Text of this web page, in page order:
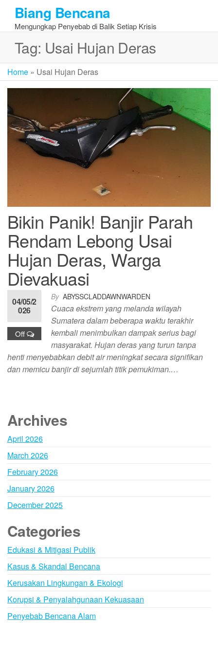
the
content
Biang Bencana
Mengungkap Penyebab di Balik Setiap Krisis
Tag: Usai Hujan Deras
Home » Usai Hujan Deras
Bikin Panik! Banjir Parah
Rendam Lebong Usai
Hujan Deras, Warga
Dievakuasi
By ABYSSCLADDAWNWARDEN
04/05/2
026
Off
Cuaca ekstrem yang melanda wilayah
Sumatera dalam beberapa waktu terakhir
kembali menimbulkan dampak serius bagi
masyarakat. Hujan deras yang turun tanpa
henti menyebabkan debit air meningkat secara signifikan
dan memicu banjir di sejumlah titik pemukiman.…
Archives
April 2026
March 2026
February 2026
January 2026
December 2025
Categories
Edukasi & Mitigasi Publik
Kasus & Skandal Bencana
Kerusakan Lingkungan & Ekologi
Korupsi & Penyalahgunaan Kekuasaan
Penyebab Bencana Alam